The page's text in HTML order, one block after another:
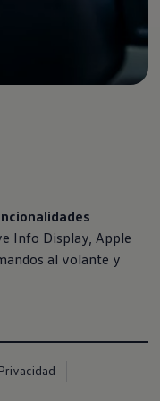
Info Display, Apple
al volante y